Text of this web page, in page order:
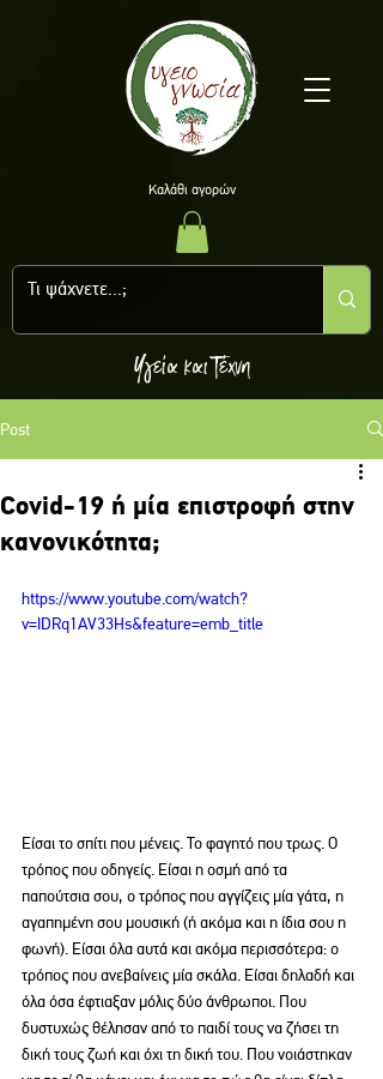
Υγεία και Τέχνη
Kαλάθι αγορών
Post
Cοvid-19 ή μία επιστροφή στην
κανονικότητα;
https://www.youtube.com/watch?
v=IDRq1AV33Hs&feature=emb_title
Είσαι το σπίτι που μένεις. Το φαγητό που τρως. Ο
τρόπος που οδηγείς. Είσαι η οσμή από τα
παπούτσια σου, ο τρόπος που αγγίζεις μία γάτα, η
αγαπημένη σου μουσική (ή ακόμα και η ίδια σου η
φωνή). Είσαι όλα αυτά και ακόμα περισσότερα: ο
τρόπος που ανεβαίνεις μία σκάλα. Είσαι δηλαδή και
όλα όσα έφτιαξαν μόλις δύο άνθρωποι. Που
δυστυχώς θέλησαν από το παιδί τους να ζήσει τη
δική τους ζωή και όχι τη δική του. Που νοιάστηκαν